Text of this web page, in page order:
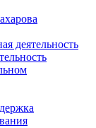
деятельность